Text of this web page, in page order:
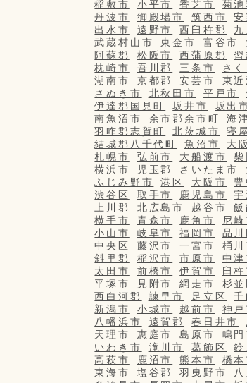
稲敷市
小平市 香芝市 菊池
丹波市
御殿場市 筑西市
出水市
遠野市 西臼杵郡
武蔵村山市
東金市 富谷市
阿蘇郡
松阪市 西蒲原郡
枕崎市
吾川郡 三条市 さ
湖南市
京都郡 安芸市 東近
さぬき市
北秋田市 平戸市
伊達郡国見町
坂井市 坂出
南魚沼市
余市郡余市町 海
羽咋郡志賀町
北茨城市 寝
結城郡八千代町
魚沼市 大
札幌市
弘前市 大船渡市
横浜市
児玉郡 さいたま市
ふじみ野市
港区 大阪市
渋谷区
取手市 鹿児島市 宇
上川郡
北広島市 越谷市 飯
横手市
青森市 鹿角市 尼崎
小山市
岐阜市 福岡市 品川
中央区
藤沢市 一宮市 桶川
斜里郡
稲沢市 市原市 中津
太田市
前橋市 伊賀市 臼杵
平塚市
見附市 網走市 杉並
西白河郡
諫早市 足立区 千
新潟市
小城市 越前市 神戸
八幡浜市
遠賀郡 春日井市
天理市
恵庭市 島原市 鳴門
いわき市
滝川市 葛飾区 鈴
高萩市
鹿沼市 熊本市 橋本
東海市
塩谷郡 羽曳野市